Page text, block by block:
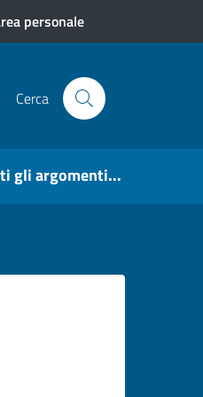
personale
Cerca
gli argomenti...